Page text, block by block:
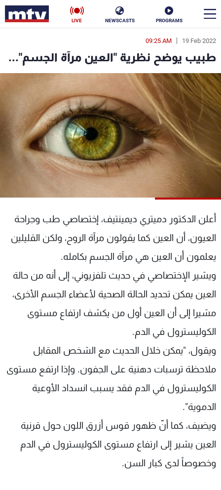
PROGRAMS
NEWSCASTS
LIVE
19 Feb 2022
09:25 AM
طبيب يوضح نظرية "العين مرآة الجسم"...
أعلن الدكتور دميتري ديمينتيف، إختصاصي طب وجراحة
العيون، أن العين كما يقولون مرآة الروح، ولكن القليلين
يعلمون أن العين هي مرآة الجسم بكامله.
ويشير الإختصاصي في حديث تلفزيوني، إلى أنه من حالة
العين يمكن تحديد الحالة الصحية لأعضاء الجسم الأخرى،
مشيرا إلى أن العين أول من يكشف ارتفاع مستوى
الكوليسترول في الدم.
ويقول، "يمكن خلال الحديث مع الشخص المقابل
ملاحظة ترسبات دهنية على الجفون. وإذا ارتفع مستوى
الكوليسترول في الدم فقد يسبب انسداد الأوعية
الدموية".
ويضيف، كما أنّ ظهور قوس أزرق اللون حول قرنية
العين يشير إلى ارتفاع مستوى الكوليسترول في الدم
وخصوصاً لدى كبار السن.
en
الأخبار
سياسة ناس
إقتصاد فن
منوعات رياضة
كأس العالم
جدول البرامج
شاهد البرامج
الترددات
عن MTV
لاعلاناتكم
وظائف
تواصل معنا
شروط الإسـتخدام
سياسة الخصوصية